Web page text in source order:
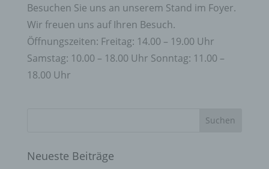
Besuchen Sie uns an unserem Stand im Foyer.
Wir freuen uns auf Ihren Besuch.
Öffnungszeiten: Freitag: 14.00 – 19.00 Uhr
Samstag: 10.00 – 18.00 Uhr Sonntag: 11.00 –
18.00 Uhr
Neueste Beiträge